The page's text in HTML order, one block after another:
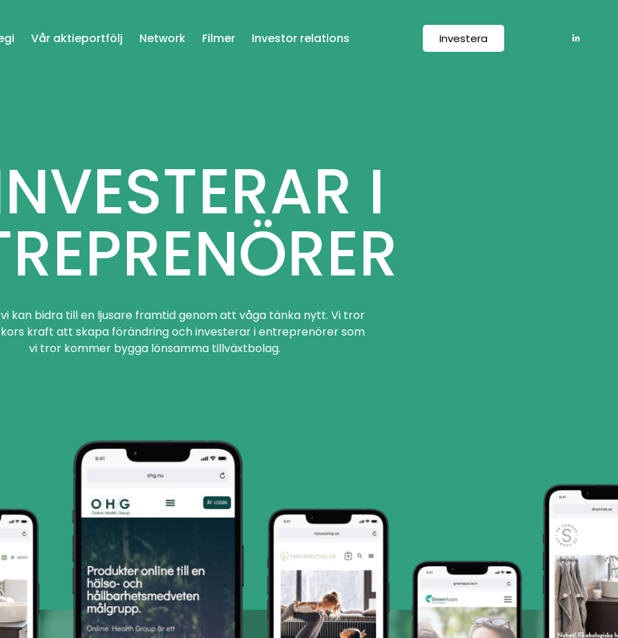
Vår aktieportfölj Network Filmer Investor relations Investera
I
kan bidra till en ljusare framtid genom att våga tänka nytt. Vi tror
kraft att skapa förändring och investerar i entreprenörer som
vi tror kommer bygga lönsamma tillväxtbolag.